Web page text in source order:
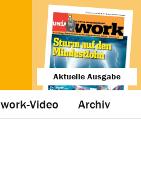
Aktuelle Ausgabe
work-Video Archiv